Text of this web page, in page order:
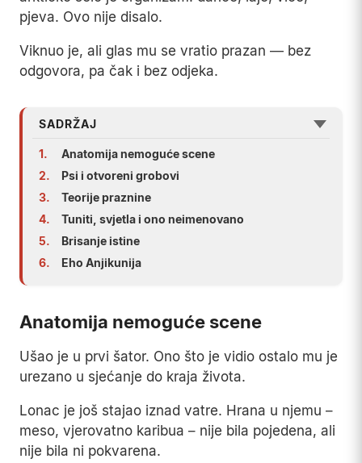
pjeva. Ovo nije disalo.
Viknuo je, ali glas mu se vratio prazan — bez
odgovora, pa čak i bez odjeka.
SADRŽAJ
1.
Anatomija nemoguće scene
2.
Psi i otvoreni grobovi
3.
Teorije praznine
4.
Tuniti, svjetla i ono neimenovano
5.
Brisanje istine
6.
Eho Anjikunija
Anatomija nemoguće scene
Ušao je u prvi šator. Ono što je vidio ostalo mu je
urezano u sjećanje do kraja života.
Lonac je još stajao iznad vatre. Hrana u njemu –
meso, vjerovatno karibua – nije bila pojedena, ali
nije bila ni pokvarena.